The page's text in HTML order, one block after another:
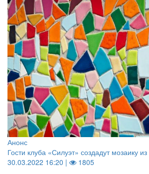
Анонс
Гости клуба «Силуэт» создадут мозаику из
30.03.2022 16:20 |
1805